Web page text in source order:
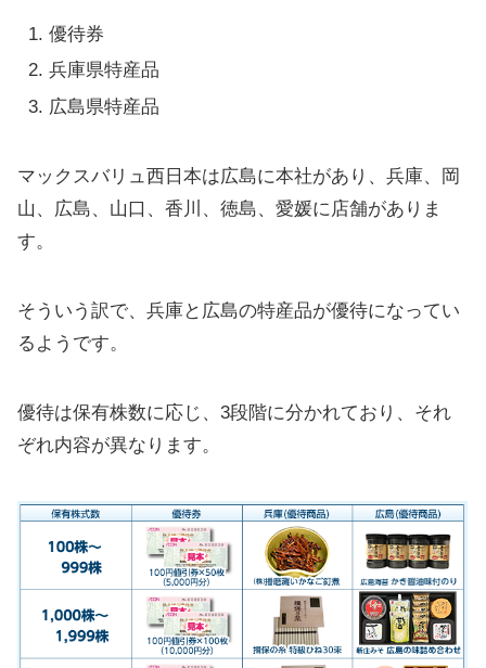
優待券
兵庫県特産品
広島県特産品
マックスバリュ西日本は広島に本社があり、兵庫、岡
山、広島、山口、香川、徳島、愛媛に店舗がありま
す。
そういう訳で、兵庫と広島の特産品が優待になってい
るようです。
優待は保有株数に応じ、3段階に分かれており、それ
ぞれ内容が異なります。